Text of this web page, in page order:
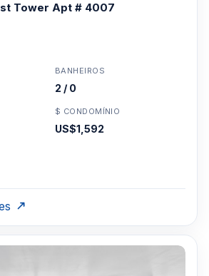
Tower Apt # 4007
BANHEIROS
2 / 0
$ CONDOMÍNIO
US$1,592